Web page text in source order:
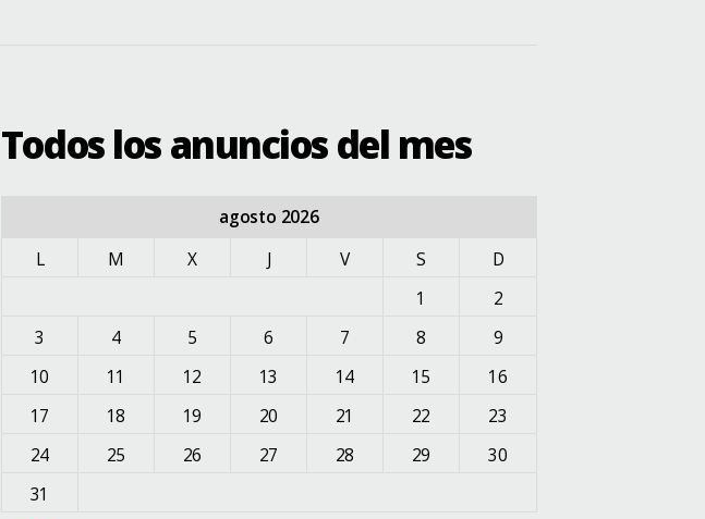
Todos los anuncios del mes
agosto 2026
L
M X J V S
D
1
2
3
4 5 6 7 8
9
10
11 12 13 14 15
16
17
18 19 20 21 22
23
24
25 26 27 28 29
30
31